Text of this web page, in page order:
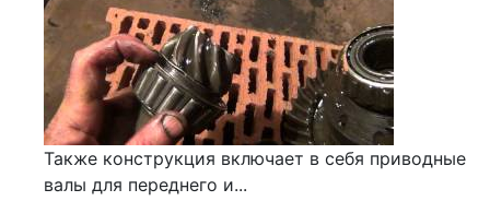
Также конструкция включает в себя приводные
валы для переднего и...